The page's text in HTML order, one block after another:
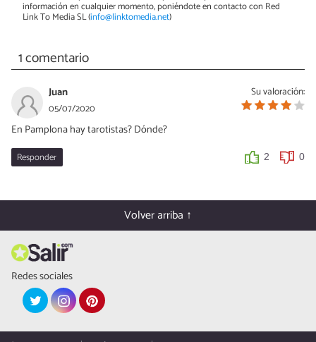
información en cualquier momento, poniéndote en contacto con Red
Link To Media SL (info@linktomedia.net)
1 comentario
Su valoración:
Juan
05/07/2020
En Pamplona hay tarotistas? Dónde?
Responder 2 0
Volver arriba ↑
Redes sociales